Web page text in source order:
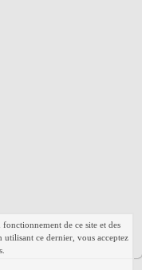
de ce site et des
utilisant ce dernier, vous acceptez